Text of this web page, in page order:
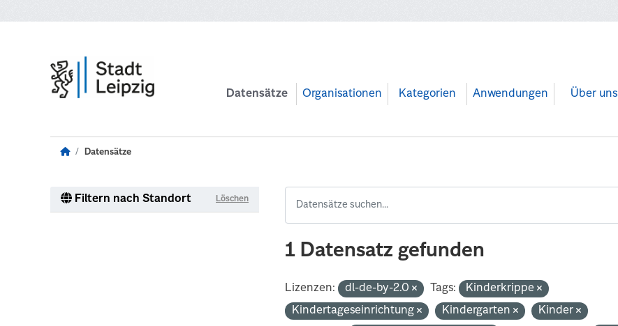
Datensätze Organisationen Kategorien Anwendungen Über uns
Datensätze
Filtern nach Standort Löschen
1 Datensatz gefunden
Lizenzen: dl-de-by-2.0 Tags:
Kinderkrippe
Kindertageseinrichtung
Kindergarten
Kinder